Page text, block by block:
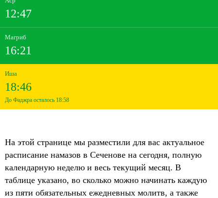
12:47
Магриб
16:21
Иша
18:46
До Фаджра осталось 18:58
На этой странице мы разместили для вас актуальное
расписание намазов в Сеченове на сегодня, полную
календарную неделю и весь текущий месяц. В
таблице указано, во сколько можно начинать каждую
из пяти обязательных ежедневных молитв, а также